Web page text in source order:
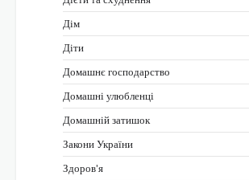
Дім
Діти
Домашнє господарство
Домашні улюбленці
Домашній затишок
Закони України
Здоров'я